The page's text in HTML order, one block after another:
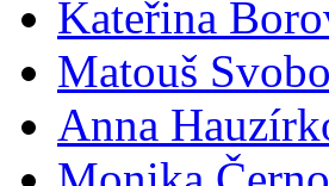
Kateřina
Matouš
Anna